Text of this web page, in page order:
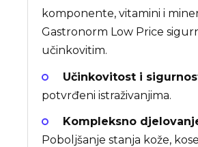
komponente, vitamini i
Gastronorm Low Price
učinkovitim.
Učinkovitost i
potvrđeni istraživanjima.
Kompleksno
Poboljšanje stanja kože,